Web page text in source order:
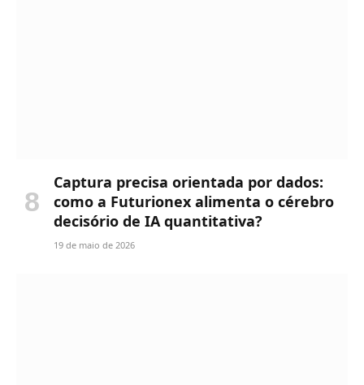
Captura precisa orientada por dados:
como a Futurionex alimenta o cérebro
decisório de IA quantitativa?
19 de maio de 2026